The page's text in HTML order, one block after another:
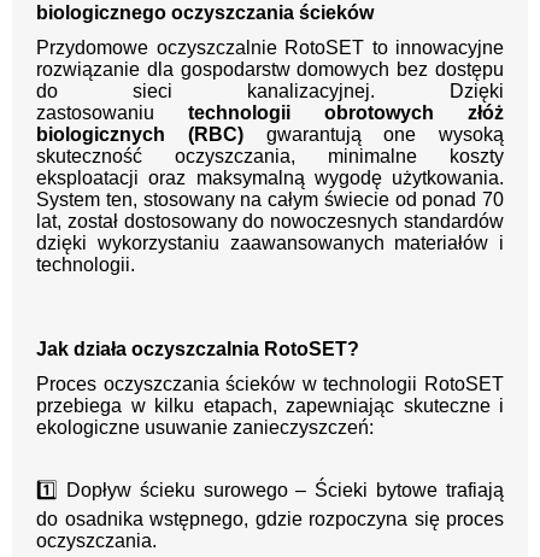
biologicznego oczyszczania ścieków
Przydomowe oczyszczalnie RotoSET to innowacyjne
rozwiązanie dla gospodarstw domowych bez dostępu
do sieci kanalizacyjnej. Dzięki
zastosowaniu technologii obrotowych złóż
biologicznych (RBC)gwarantują one wysoką
skuteczność oczyszczania, minimalne koszty
eksploatacji oraz maksymalną wygodę użytkowania.
System ten, stosowany na całym świecie od ponad 70
lat, został dostosowany do nowoczesnych standardów
dzięki wykorzystaniu zaawansowanych materiałów i
technologii.
Jak działa oczyszczalnia RotoSET?
Proces oczyszczania ścieków w technologii RotoSET
przebiega w kilku etapach, zapewniając skuteczne i
ekologiczne usuwanie zanieczyszczeń:
1️⃣ Dopływ ścieku surowego – Ścieki bytowe trafiają
do osadnika wstępnego, gdzie rozpoczyna się proces
oczyszczania.